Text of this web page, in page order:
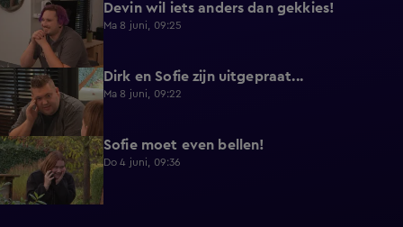
0:25 Devin wil iets anders dan gekkies!
Ma 8 juni, 09:25
0:26 Dirk en Sofie zijn uitgepraat...
Ma 8 juni, 09:22
1:13 Sofie moet even bellen!
Do 4 juni, 09:36